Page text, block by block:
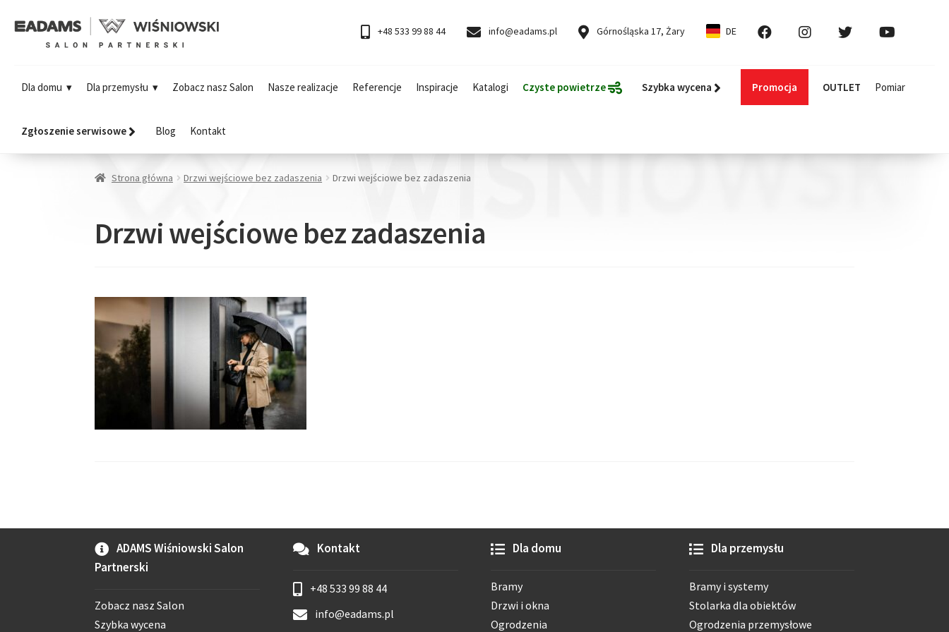
+48 533 99 88 44 info@eadams.pl Górnośląska 17, Żary DE
Dla domu Dla przemysłu Zobacz nasz Salon Nasze realizacje Referencje Inspiracje Katalogi Czyste powietrze Szybka wycena Promocja OUTLET Pomiar
Zgłoszenie serwisowe Blog Kontakt
Strona główna Drzwi wejściowe bez zadaszenia Drzwi wejściowe bez zadaszenia
Drzwi wejściowe bez zadaszenia
ADAMS Wiśniowski Salon
Partnerski
Zobacz nasz Salon
Szybka wycena
Kontakt
+48 533 99 88 44
info@eadams.pl
Dla domu
Bramy
Drzwi i okna
Ogrodzenia
Dla przemysłu
Bramy i systemy
Stolarka dla obiektów
Ogrodzenia przemysłowe